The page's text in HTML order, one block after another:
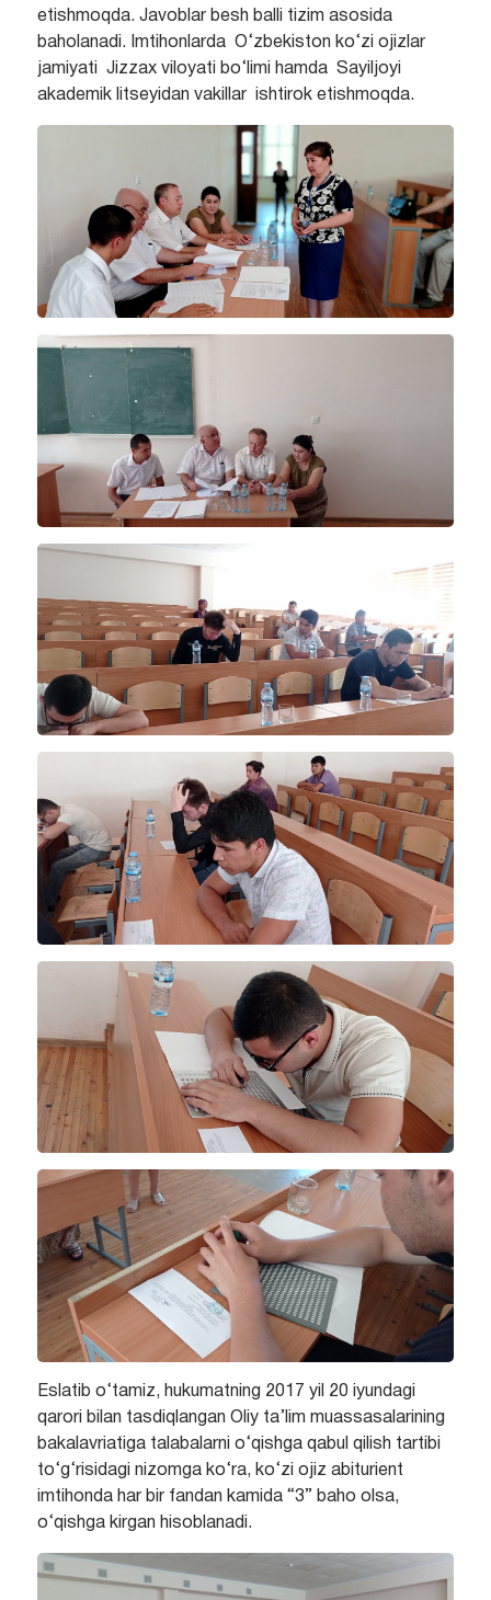
etishmoqda. Javoblar besh balli tizim asosida
baholanadi. Imtihonlarda O‘zbekiston ko‘zi ojizlar
jamiyati Jizzax viloyati bo‘limi hamda Sayiljoyi
akademik litseyidan vakillar ishtirok etishmoqda.
Eslatib o‘tamiz, hukumatning 2017 yil 20 iyundagi
qarori bilan tasdiqlangan Oliy ta’lim muassasalarining
bakalavriatiga talabalarni o‘qishga qabul qilish tartibi
to‘g‘risidagi nizomga ko‘ra, ko‘zi ojiz abiturient
imtihonda har bir fandan kamida “3” baho olsa,
o‘qishga kirgan hisoblanadi.